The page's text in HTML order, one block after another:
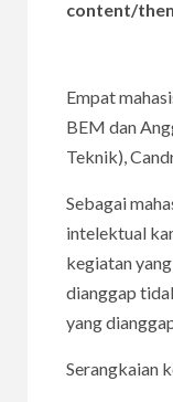
content/
Empat
BEM dan
Teknik),
Sebagai
intelektual
kegiatan
dianggap
yang
Serangkaian